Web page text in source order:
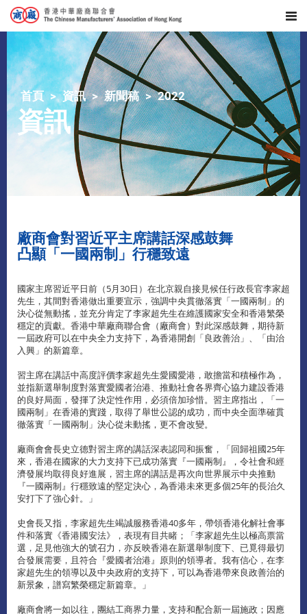
首頁 資訊 新聞稿 2022
資訊
廠商會對習近平主席講話深感鼓舞
凸顯「一國兩制」行穩致遠
國家主席習近平日前（5月30日）在北京親自接見候任行政長官李家超
先生，其間對香港做出重要宣示，強調中央貫徹落實「一國兩制」的
決心從無動搖，並充分肯定了李家超先生在維護國家安全和香港繁榮
穩定的貢獻。香港中華廠商聯合會（廠商會）對此深感鼓舞，期待新
一屆政府可以在中央全力支持下，為香港開創「良政善治」、「由治
入興」的新篇章。
習主席在講話中高度評價李家超先生愛國愛港，敢擔當和積極作為，
並指新選舉制度對落實愛國者治港、推動社會各界齊心協力建設香港
的良好局面，發揮了決定性作用，必須倍加珍惜。習主席指出，「一
國兩制」在香港的實踐，取得了舉世公認的成功，而中央全面準確貫
徹落實「一國兩制」決心從未動搖，更不會改變。
廠商會會長史立德對習主席的講話深表認同和振奮，「回歸祖國25年
來，香港在國家的大力支持下已成功落實『一國兩制』，令社會和經
濟發展均取得良好進展，習主席的講話是再次向世界展示中央推動
『一國兩制』行穩致遠的堅定決心，為香港未來更多個25年的長治久
安打下了強心針。」
史會長又指，李家超先生竭誠服務香港40多年，帶領香港化解社會事
件和落實《香港國安法》，表現有目共睹；「李家超先生以極高票當
選，足見他強大的號召力，亦反映香港在新選舉制度下、已覓得最切
合發展需要，且符合『愛國者治港』原則的領導者。我有信心，在李
家超先生的領導以及中央政府的支持下，可以為香港帶來良政善治的
新景象，譜寫繁榮穩定新篇章。」
廠商會將一如以往，團結工商界力量，支持和配合新一屆施政；因應